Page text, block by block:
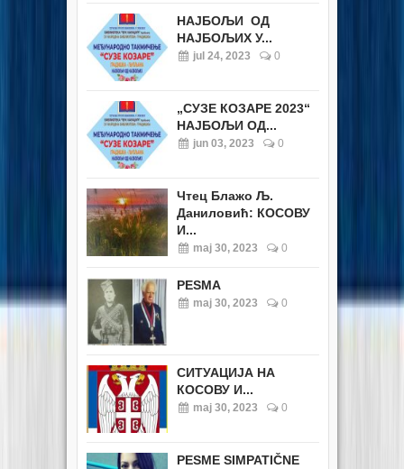
НАЈБОЉИ ОД
НАЈБОЉИХ У...
jul 24, 2023 0
„СУЗЕ КОЗАРЕ 2023“
НАЈБОЉИ ОД...
jun 03, 2023 0
Чтец Блажо Љ.
Даниловић: КОСОВУ
И...
maj 30, 2023 0
PESMA
maj 30, 2023 0
СИТУАЦИЈА НА
КОСОВУ И...
maj 30, 2023 0
PESME SIMPATIČNE